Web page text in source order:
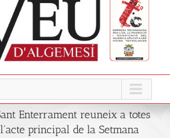
Enterrament reuneix a totes
principal de la Setmana